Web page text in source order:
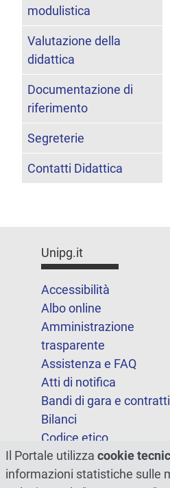
modulistica
Valutazione della
didattica
Documentazione di
riferimento
Segreterie
Contatti Didattica
Unipg.it
Accessibilità
Albo online
Amministrazione
trasparente
Assistenza e FAQ
Atti di notifica
Bandi di gara e contratti
Bilanci
Codice etico
FOIA
Note legali
Il Portale utilizza cookie
informazioni statistiche sulle